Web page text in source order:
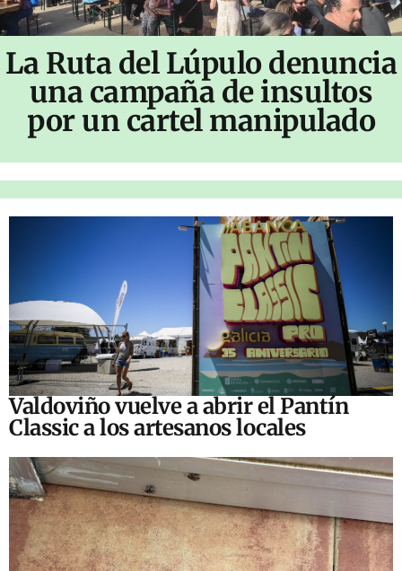
La Ruta del Lúpulo denuncia
una campaña de insultos
por un cartel manipulado
Valdoviño vuelve a abrir el Pantín
Classic a los artesanos locales